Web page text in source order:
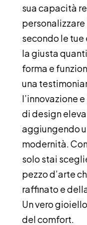
sua capacità
secondo le
la giusta
forma e
una
l’innovazione
di design
aggiungendo
modernità.
solo stai
pezzo d’arte
raffinato e
Un vero
del comfort.